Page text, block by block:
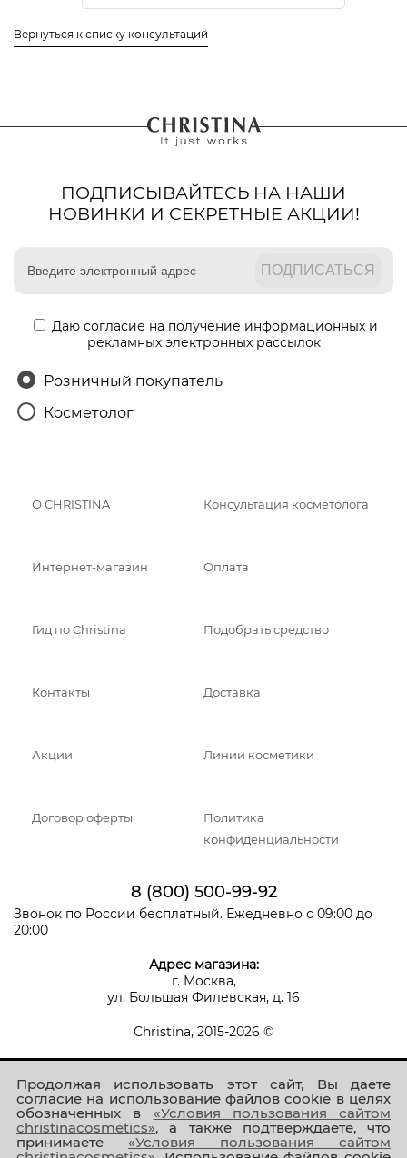
Продолжая использовать этот сайт, Вы даете
согласие на использование файлов cookie в целях
обозначенных в «Условия пользования сайтом
christinacosmetics», а также подтверждаете, что
принимаете «Условия пользования сайтом
Вернуться к списку консультаций
ПОДПИСЫВАЙТЕСЬ НА НАШИ
НОВИНКИ И СЕКРЕТНЫЕ АКЦИИ!
Даю согласие на получение информационных и
рекламных электронных рассылок
Розничный покупатель
Косметолог
О CHRISTINA Консультация косметолога
Интернет-магазин Оплата
Гид по Christina Подобрать средство
Контакты Доставка
Акции Линии косметики
Договор оферты
Политика
конфиденциальности
8 (800) 500-99-92
Звонок по России бесплатный. Ежедневно с 09:00 до
20:00
Адрес магазина:
г. Москва,
ул. Большая Филевская, д. 16
Christina, 2015-2026 ©
Присоединяйтесь к нам!